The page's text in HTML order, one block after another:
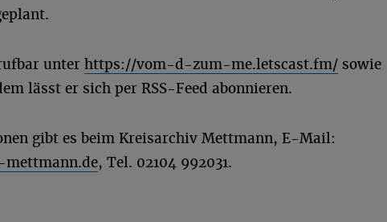
unter https://vom-d-zum-me.letscast.fm/ sowie
lässt er sich per RSS-Feed abonnieren.
gibt es beim Kreisarchiv Mettmann, E-Mail:
, Tel. 02104 992031.